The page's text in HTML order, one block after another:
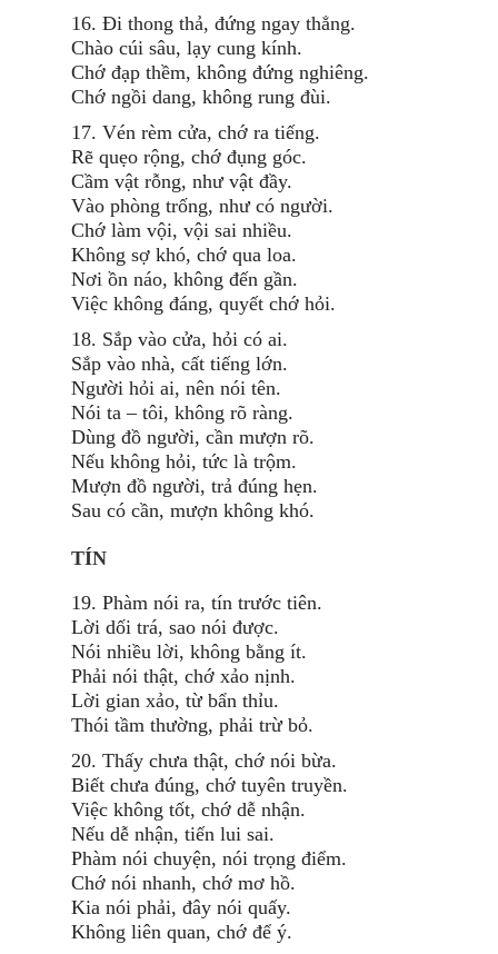
16. Đi thong thả, đứng ngay thẳng.
Chào cúi sâu, lạy cung kính.
Chớ đạp thềm, không đứng nghiêng.
Chớ ngồi dang, không rung đùi.
17. Vén rèm cửa, chớ ra tiếng.
Rẽ quẹo rộng, chớ đụng góc.
Cầm vật rỗng, như vật đầy.
Vào phòng trống, như có người.
Chớ làm vội, vội sai nhiều.
Không sợ khó, chớ qua loa.
Nơi ồn náo, không đến gần.
Việc không đáng, quyết chớ hỏi.
18. Sắp vào cửa, hỏi có ai.
Sắp vào nhà, cất tiếng lớn.
Người hỏi ai, nên nói tên.
Nói ta – tôi, không rõ ràng.
Dùng đồ người, cần mượn rõ.
Nếu không hỏi, tức là trộm.
Mượn đồ người, trả đúng hẹn.
Sau có cần, mượn không khó.
TÍN
19. Phàm nói ra, tín trước tiên.
Lời dối trá, sao nói được.
Nói nhiều lời, không bằng ít.
Phải nói thật, chớ xảo nịnh.
Lời gian xảo, từ bẩn thỉu.
Thói tầm thường, phải trừ bỏ.
20. Thấy chưa thật, chớ nói bừa.
Biết chưa đúng, chớ tuyên truyền.
Việc không tốt, chớ dễ nhận.
Nếu dễ nhận, tiến lui sai.
Phàm nói chuyện, nói trọng điểm.
Chớ nói nhanh, chớ mơ hồ.
Kia nói phải, đây nói quấy.
Không liên quan, chớ để ý.